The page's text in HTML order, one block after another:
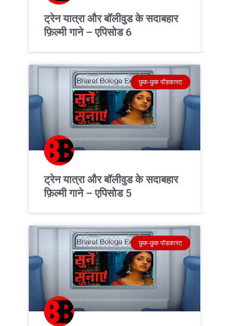
ट्रेन यात्रा और बॉलीवुड के सदाबहार
फ़िल्मी गाने – एपिसोड 6
छुक-छुक पॉडकास्ट
ट्रेन यात्रा और बॉलीवुड के सदाबहार
फ़िल्मी गाने – एपिसोड 5
छुक-छुक पॉडकास्ट